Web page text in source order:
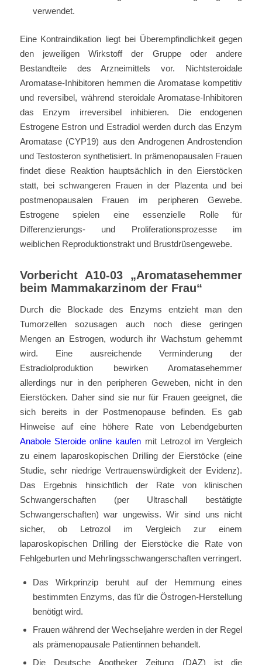
verwendet.
Eine Kontraindikation liegt bei Überempfindlichkeit gegen
den jeweiligen Wirkstoff der Gruppe oder andere
Bestandteile des Arzneimittels vor. Nichtsteroidale
Aromatase-Inhibitoren hemmen die Aromatase kompetitiv
und reversibel, während steroidale Aromatase-Inhibitoren
das Enzym irreversibel inhibieren. Die endogenen
Estrogene Estron und Estradiol werden durch das Enzym
Aromatase (CYP19) aus den Androgenen Androstendion
und Testosteron synthetisiert. In prämenopausalen Frauen
findet diese Reaktion hauptsächlich in den Eierstöcken
statt, bei schwangeren Frauen in der Plazenta und bei
postmenopausalen Frauen im peripheren Gewebe.
Estrogene spielen eine essenzielle Rolle für
Differenzierungs- und Proliferationsprozesse im
weiblichen Reproduktionstrakt und Brustdrüsengewebe.
Vorbericht A10-03 „Aromatasehemmer
beim Mammakarzinom der Frau“
Durch die Blockade des Enzyms entzieht man den
Tumorzellen sozusagen auch noch diese geringen
Mengen an Estrogen, wodurch ihr Wachstum gehemmt
wird. Eine ausreichende Verminderung der
Estradiolproduktion bewirken Aromatasehemmer
allerdings nur in den peripheren Geweben, nicht in den
Eierstöcken. Daher sind sie nur für Frauen geeignet, die
sich bereits in der Postmenopause befinden. Es gab
Hinweise auf eine höhere Rate von Lebendgeburten
Anabole Steroide online kaufen mit Letrozol im Vergleich
zu einem laparoskopischen Drilling der Eierstöcke (eine
Studie, sehr niedrige Vertrauenswürdigkeit der Evidenz).
Das Ergebnis hinsichtlich der Rate von klinischen
Schwangerschaften (per Ultraschall bestätigte
Schwangerschaften) war ungewiss. Wir sind uns nicht
sicher, ob Letrozol im Vergleich zur einem
laparoskopischen Drilling der Eierstöcke die Rate von
Fehlgeburten und Mehrlingsschwangerschaften verringert.
Das Wirkprinzip beruht auf der Hemmung eines
bestimmten Enzyms, das für die Östrogen-Herstellung
benötigt wird.
Frauen während der Wechseljahre werden in der Regel
als prämenopausale Patientinnen behandelt.
Die Deutsche Apotheker Zeitung (DAZ) ist die